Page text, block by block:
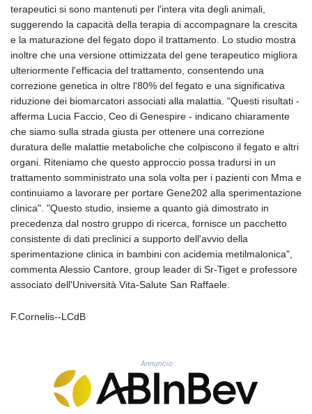
JMD 182.926462
JPY 182.177709
KES 149.308045
KGS 100.942743
KMF 492.883829
KWD 0.356596
KYD 0.961725
KZT 540.782319
LAK 26074.844302
LBP
103342.499248
LKR 387.641311
LSL 18.823107
MGA 4961.611298
MKD 61.52518
MMK 2423.376627
terapeutici si sono mantenuti per l'intera vita degli animali,
suggerendo la capacità della terapia di accompagnare la crescita
e la maturazione del fegato dopo il trattamento. Lo studio mostra
inoltre che una versione ottimizzata del gene terapeutico migliora
ulteriormente l'efficacia del trattamento, consentendo una
correzione genetica in oltre l'80% del fegato e una significativa
riduzione dei biomarcatori associati alla malattia. "Questi risultati -
afferma Lucia Faccio, Ceo di Genespire - indicano chiaramente
che siamo sulla strada giusta per ottenere una correzione
duratura delle malattie metaboliche che colpiscono il fegato e altri
organi. Riteniamo che questo approccio possa tradursi in un
trattamento somministrato una sola volta per i pazienti con Mma e
continuiamo a lavorare per portare Gene202 alla sperimentazione
clinica". "Questo studio, insieme a quanto già dimostrato in
precedenza dal nostro gruppo di ricerca, fornisce un pacchetto
consistente di dati preclinici a supporto dell'avvio della
sperimentazione clinica in bambini con acidemia metilmalonica",
commenta Alessio Cantore, group leader di Sr-Tiget e professore
associato dell'Università Vita-Salute San Raffaele.
F.Cornelis--LCdB
Annuncio